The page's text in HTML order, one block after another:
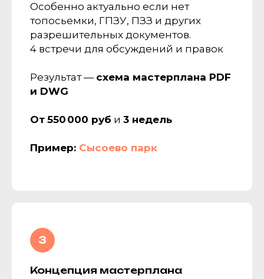
Особенно актуально если нет
топосьемки, ГПЗУ, ПЗЗ и других
разрешительных документов.
4 встречи для обсуждений и правок
Результат — схема мастерплана PDF
и DWG
От 550 000 руб и 3 недель
Пример: Сысоево парк
Концепция мастерплана